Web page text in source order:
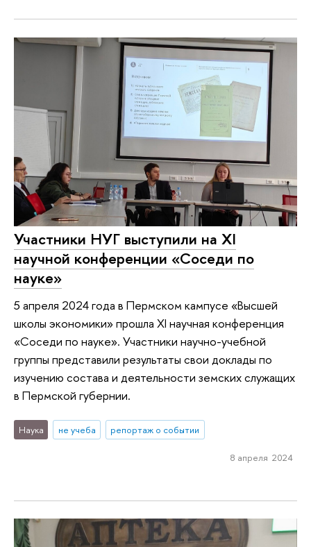
Участники НУГ выступили на XI
научной конференции «Соседи по
науке»
5 апреля 2024 года в Пермском кампусе «Высшей
школы экономики» прошла XI научная конференция
«Соседи по науке». Участники научно-учебной
группы представили результаты свои доклады по
изучению состава и деятельности земских служащих
в Пермской губернии.
Наука не учеба репортаж о событии
8 апреля 2024